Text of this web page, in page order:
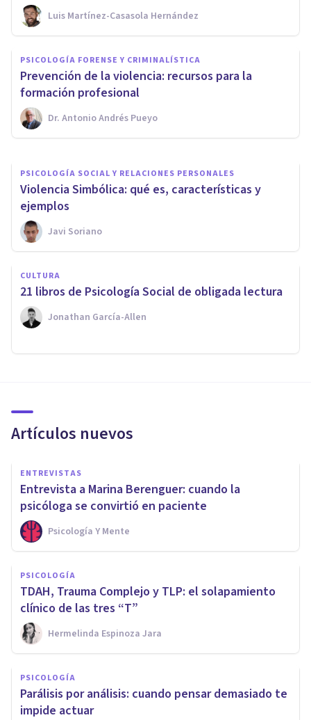
Luis Martínez-Casasola Hernández
PSICOLOGÍA FORENSE Y CRIMINALÍSTICA
Prevención de la violencia: recursos para la
formación profesional
Dr. Antonio Andrés Pueyo
¿Qué significa el color rojo en
Psicología?
Oscar Castillero Mimenza
PSICOLOGÍA SOCIAL Y RELACIONES PERSONALES
Violencia Simbólica: qué es, características y
ejemplos
Javi Soriano
CULTURA
21 libros de Psicología Social de obligada lectura
Jonathan García-Allen
Artículos nuevos
ENTREVISTAS
Entrevista a Marina Berenguer: cuando la
psicóloga se convirtió en paciente
Psicología Y Mente
PSICOLOGÍA
TDAH, Trauma Complejo y TLP: el solapamiento
clínico de las tres “T”
Hermelinda Espinoza Jara
PSICOLOGÍA
Parálisis por análisis: cuando pensar demasiado te
impide actuar